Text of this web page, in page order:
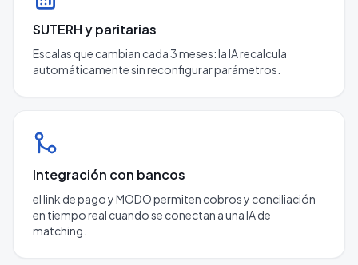
SUTERH y paritarias
Escalas que cambian cada 3 meses: la IA recalcula
automáticamente sin reconfigurar parámetros.
Integración con bancos
el link de pago y MODO permiten cobros y conciliación
en tiempo real cuando se conectan a una IA de
matching.